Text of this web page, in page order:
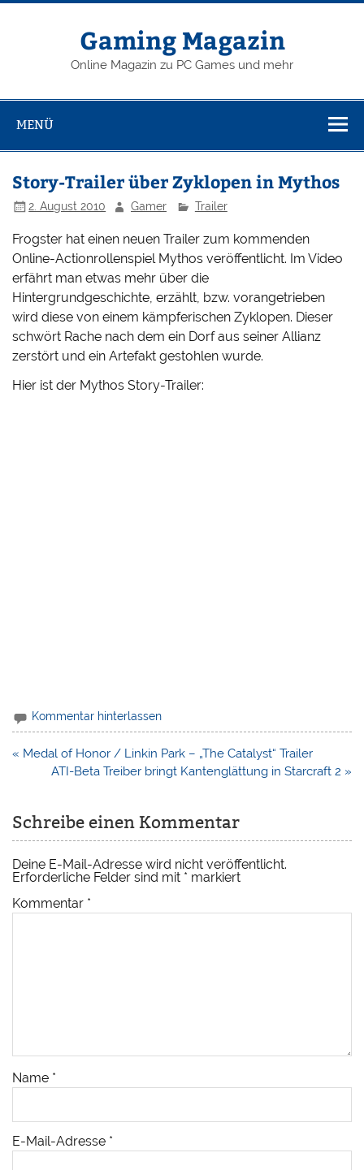
Zum
Gaming Magazin
Online Magazin zu PC Games und mehr
MENÜ
Story-Trailer über Zyklopen in Mythos
2. August 2010 Gamer Trailer
Frogster hat einen neuen Trailer zum kommenden
Online-Actionrollenspiel Mythos veröffentlicht. Im Video
erfährt man etwas mehr über die
Hintergrundgeschichte, erzählt, bzw. vorangetrieben
wird diese von einem kämpferischen Zyklopen. Dieser
schwört Rache nach dem ein Dorf aus seiner Allianz
zerstört und ein Artefakt gestohlen wurde.
Hier ist der Mythos Story-Trailer:
Kommentar hinterlassen
Beitragsnavigation
« Medal of Honor / Linkin Park – „The Catalyst“ Trailer
ATI-Beta Treiber bringt Kantenglättung in Starcraft 2 »
Schreibe einen Kommentar
Deine E-Mail-Adresse wird nicht veröffentlicht.
Erforderliche Felder sind mit * markiert
Kommentar *
Name *
E-Mail-Adresse *